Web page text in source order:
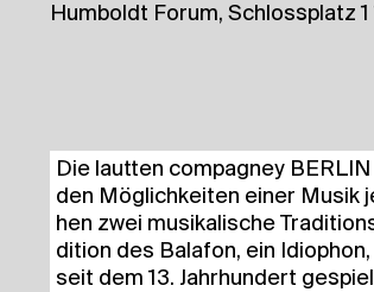
Humboldt Forum, Schlossplatz 1
Die laut­ten com­pa­gney
den Mög­lich­kei­ten einer Musik
hen zwei musi­ka­li­sche
di­ti­on des Bal­a­fon, ein
seit dem 13. Jahr­hun­dert